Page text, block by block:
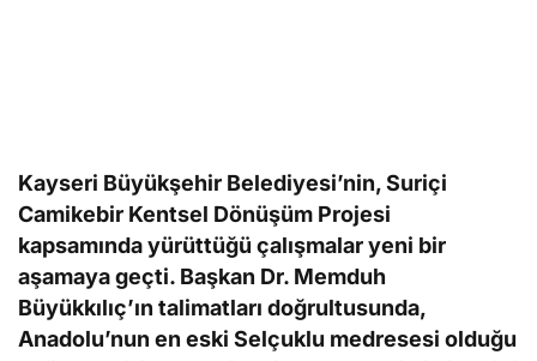
Kayseri Büyükşehir Belediyesi’nin, Suriçi
Camikebir Kentsel Dönüşüm Projesi
kapsamında yürüttüğü çalışmalar yeni bir
aşamaya geçti. Başkan Dr. Memduh
Büyükkılıç’ın talimatları doğrultusunda,
Anadolu’nun en eski Selçuklu medresesi olduğu